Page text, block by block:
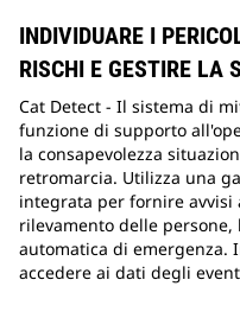
INDIVIDUARE I
RISCHI E GESTIRE LA
Cat Detect - Il sistema di
funzione di supporto
la consapevolezza
retromarcia. Utilizza una
integrata per fornire
rilevamento delle
automatica di emergenza.
accedere ai dati degli